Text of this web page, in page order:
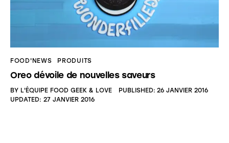
FOOD'NEWS PRODUITS
Oreo dévoile de nouvelles saveurs
BY L'ÉQUIPE FOOD GEEK & LOVE PUBLISHED: 26 JANVIER 2016
UPDATED: 27 JANVIER 2016